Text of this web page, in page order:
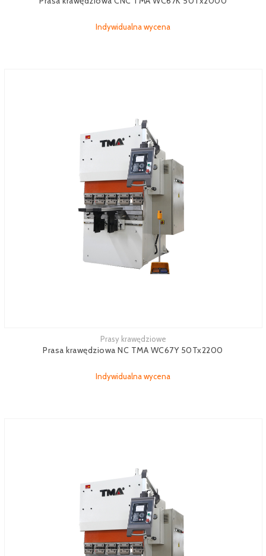
Indywidualna wycena
Prasy krawędziowe
Prasa krawędziowa NC TMA WC67Y 50Tx2200
Indywidualna wycena